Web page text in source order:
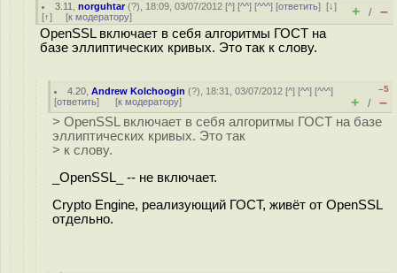
3.11 ,norguhtar(?), 18:09, 03/07/2012 [^] [^^] [^^^] [ответить][↓]
[↑] [к модератору] + / –
OpenSSL включает в себя алгоритмы ГОСТ на
базе эллиптических кривых. Это так к слову.
4.20 ,Andrew Kolchoogin (?), 18:31, 03/07/2012 [^] [^^] [^^^]
[ответить] [к модератору]
–5
+ / –
> OpenSSL включает в себя алгоритмы ГОСТ на базе
эллиптических кривых. Это так
> к слову.
_OpenSSL_ -- не включает.
Crypto Engine, реализующий ГОСТ, живёт от OpenSSL
отдельно.